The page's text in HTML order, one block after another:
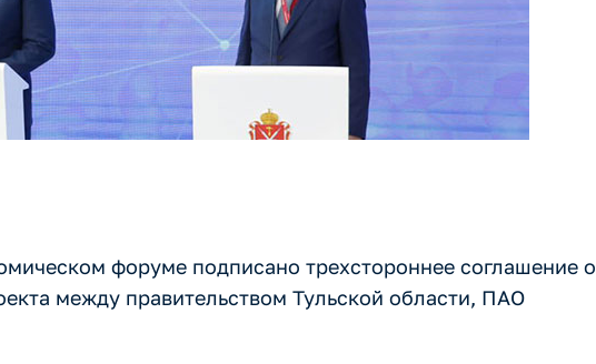
форуме подписано трехстороннее соглашение о
между правительством Тульской области, ПАО